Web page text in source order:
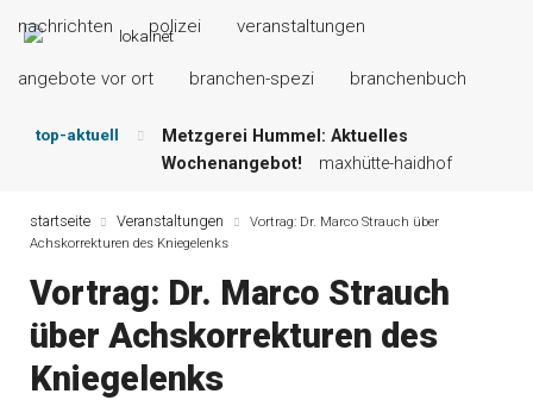
nachrichten polizei veranstaltungen
angebote vor ort branchen-spezi branchenbuch
top-aktuell
Metzgerei Hummel: Aktuelles
Wochenangebot!
maxhütte-haidhof
Grillspezialitäten u.v.m.! kallmünz
Meindl Metzgerei: Wochen-Speisekarte
Der „deutsche Michel“ muss nun
zahlen!
kommentare & serien &
Maxhütter Fischladen: Unser aktuelles
startseite Veranstaltungen
Vortrag: Dr. Marco Strauch über
Achskorrekturen des Kniegelenks
Vortrag: Dr. Marco Strauch
über Achskorrekturen des
Kniegelenks